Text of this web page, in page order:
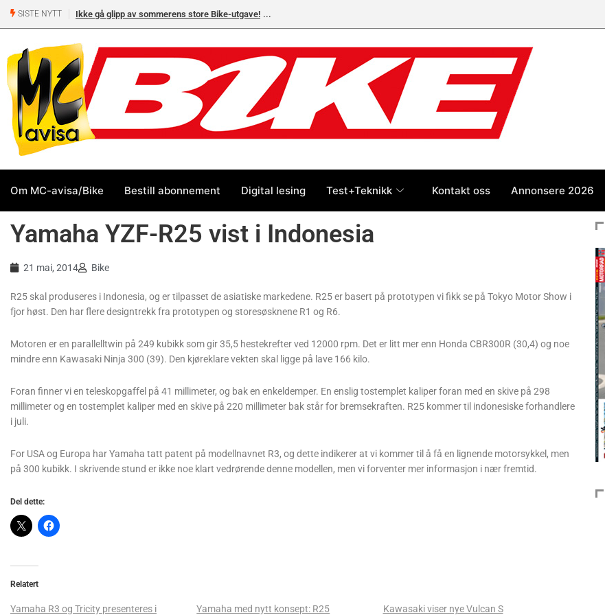
SISTE NYTT Ikke gå glipp av sommerens store Bike-utgave!
Om MC-avisa/Bike Bestill abonnement Digital lesing Test+Teknikk Kontakt oss Annonsere 2026
Yamaha YZF-R25 vist i Indonesia
21 mai, 2014 Bike
R25 skal produseres i Indonesia, og er tilpasset de asiatiske markedene. R25 er basert på prototypen vi fikk se på Tokyo Motor Show i
fjor høst. Den har flere designtrekk fra prototypen og storesøsknene R1 og R6.
Motoren er en parallelltwin på 249 kubikk som gir 35,5 hestekrefter ved 12000 rpm. Det er litt mer enn Honda CBR300R (30,4) og noe
mindre enn Kawasaki Ninja 300 (39). Den kjøreklare vekten skal ligge på lave 166 kilo.
Foran finner vi en teleskopgaffel på 41 millimeter, og bak en enkeldemper. En enslig tostemplet kaliper foran med en skive på 298
millimeter og en tostemplet kaliper med en skive på 220 millimeter bak står for bremsekraften. R25 kommer til indonesiske forhandlere
i juli.
For USA og Europa har Yamaha tatt patent på modellnavnet R3, og dette indikerer at vi kommer til å få en lignende motorsykkel, men
på 300 kubikk. I skrivende stund er ikke noe klart vedrørende denne modellen, men vi forventer mer informasjon i nær fremtid.
Del dette:
Relatert
Yamaha R3 og Tricity presenteres i Yamaha med nytt konsept: R25 Kawasaki viser nye Vulcan S